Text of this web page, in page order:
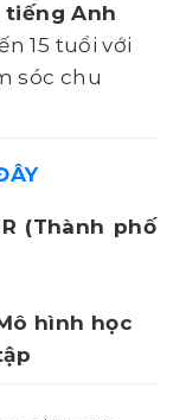
tiếng Anh
15 tuổi với
sóc chu
(Thành phố
hình học